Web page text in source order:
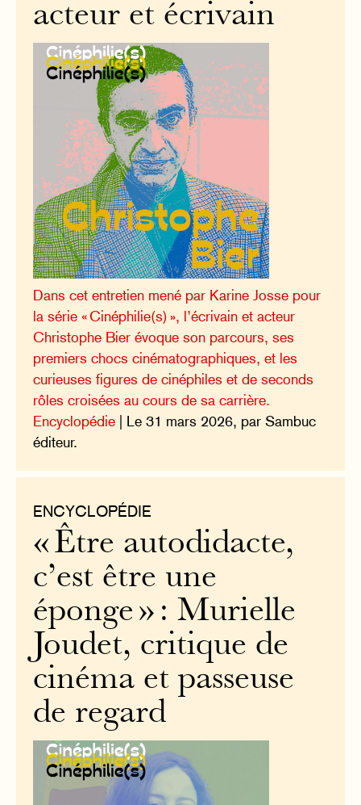
acteur et écrivain
Dans cet entretien mené par Karine Josse pour
la série « Cinéphilie(s) », l’écrivain et acteur
Christophe Bier évoque son parcours, ses
premiers chocs cinématographiques, et les
curieuses figures de cinéphiles et de seconds
rôles croisées au cours de sa carrière.
Encyclopédie | Le 31 mars 2026, par Sambuc
éditeur.
ENCYCLOPÉDIE
« Être autodidacte,
c’est être une
éponge » : Murielle
Joudet, critique de
cinéma et passeuse
de regard